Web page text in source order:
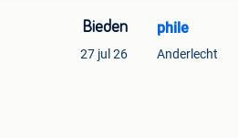
Bieden
27 jul 26
phile
Anderlecht